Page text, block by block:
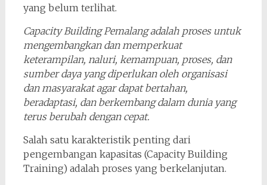
yang belum terlihat.
Capacity Building Pemalang adalah proses untuk
mengembangkan dan memperkuat
keterampilan, naluri, kemampuan, proses, dan
sumber daya yang diperlukan oleh organisasi
dan masyarakat agar dapat bertahan,
beradaptasi, dan berkembang dalam dunia yang
terus berubah dengan cepat.
Salah satu karakteristik penting dari
pengembangan kapasitas (Capacity Building
Training) adalah proses yang berkelanjutan.